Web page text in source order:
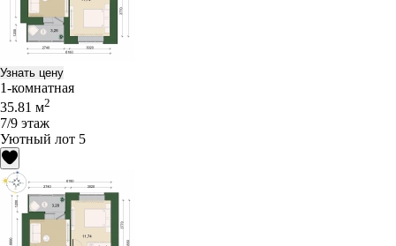
Узнать цену
1-комнатная
35.81 м2
7/9 этаж
Уютный лот 5